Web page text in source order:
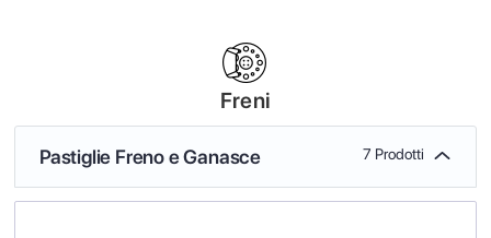
Freni
Pastiglie Freno e Ganasce 7 Prodotti